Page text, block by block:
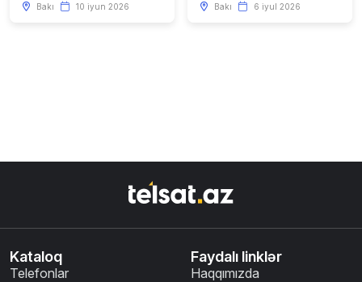
Bakı 10 iyun 2026 Bakı 6 iyul 2026
Kataloq
Telefonlar
Faydalı linklər
Haqqımızda